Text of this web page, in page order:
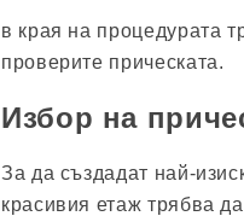
в края на процедурата
проверите прическата.
Избор на
За да създадат най-
красивия етаж трябва